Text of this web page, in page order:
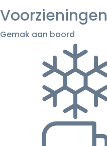
Voorzieningen
Gemak aan boord